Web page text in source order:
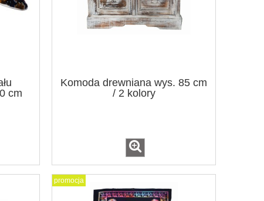
cm
Komoda drewniana wys. 85 cm
/ 2 kolory
promocja